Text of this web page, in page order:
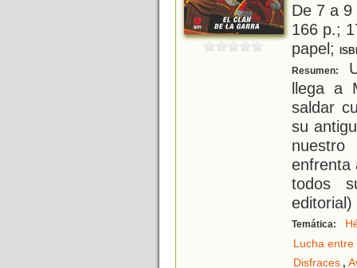
De 7 a
166 p.;
papel;
Resumen:
llega a
saldar
su
enfrenta
todos
editorial)
Temática:
Lucha entre
Disfraces,